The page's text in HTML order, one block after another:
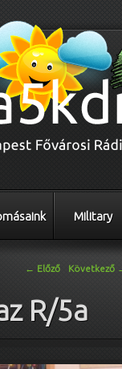
Military
← Előző Következő
R/5a